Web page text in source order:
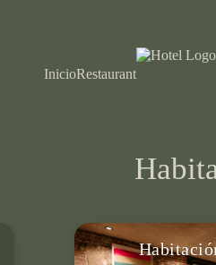
InicioRestaurant